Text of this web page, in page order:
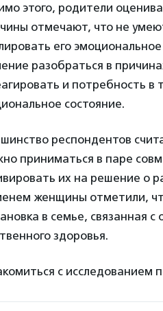
этого, родители
отмечают, что не
его
разобраться в
и потребность в
состояние.
респондентов
приниматься в паре
их на решение о
женщины отметили,
в семье, связанная
здоровья.
с исследованием